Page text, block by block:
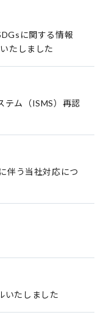
に関する情報
たしました
テム（ISMS）再認
伴う当社対応につ
いたしました